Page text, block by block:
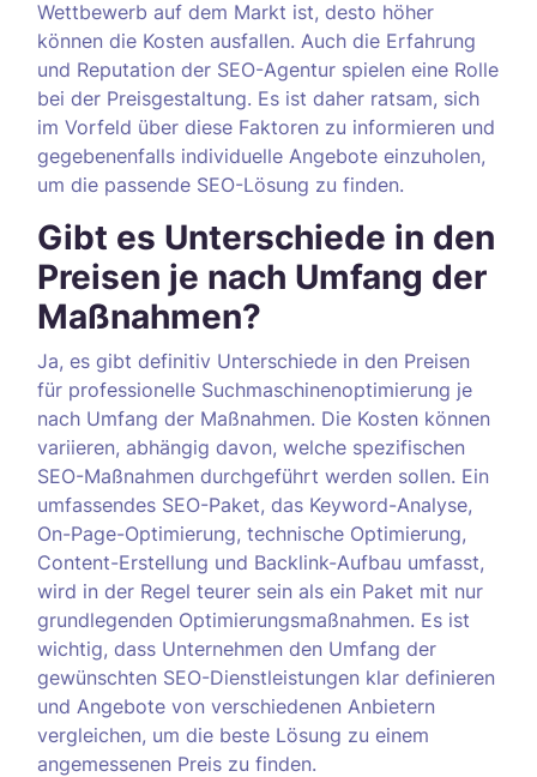
Wettbewerb auf dem Markt ist, desto höher
können die Kosten ausfallen. Auch die Erfahrung
und Reputation der SEO-Agentur spielen eine Rolle
bei der Preisgestaltung. Es ist daher ratsam, sich
im Vorfeld über diese Faktoren zu informieren und
gegebenenfalls individuelle Angebote einzuholen,
um die passende SEO-Lösung zu finden.
Gibt es Unterschiede in den
Preisen je nach Umfang der
Maßnahmen?
Ja, es gibt definitiv Unterschiede in den Preisen
für professionelle Suchmaschinenoptimierung je
nach Umfang der Maßnahmen. Die Kosten können
variieren, abhängig davon, welche spezifischen
SEO-Maßnahmen durchgeführt werden sollen. Ein
umfassendes SEO-Paket, das Keyword-Analyse,
On-Page-Optimierung, technische Optimierung,
Content-Erstellung und Backlink-Aufbau umfasst,
wird in der Regel teurer sein als ein Paket mit nur
grundlegenden Optimierungsmaßnahmen. Es ist
wichtig, dass Unternehmen den Umfang der
gewünschten SEO-Dienstleistungen klar definieren
und Angebote von verschiedenen Anbietern
vergleichen, um die beste Lösung zu einem
angemessenen Preis zu finden.